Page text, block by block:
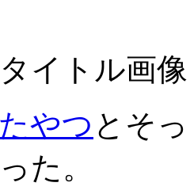
イトル画
やつ とそ
た。